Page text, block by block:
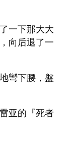
一下那大大
向后退了一
彎下腰，盤
亚的『死者